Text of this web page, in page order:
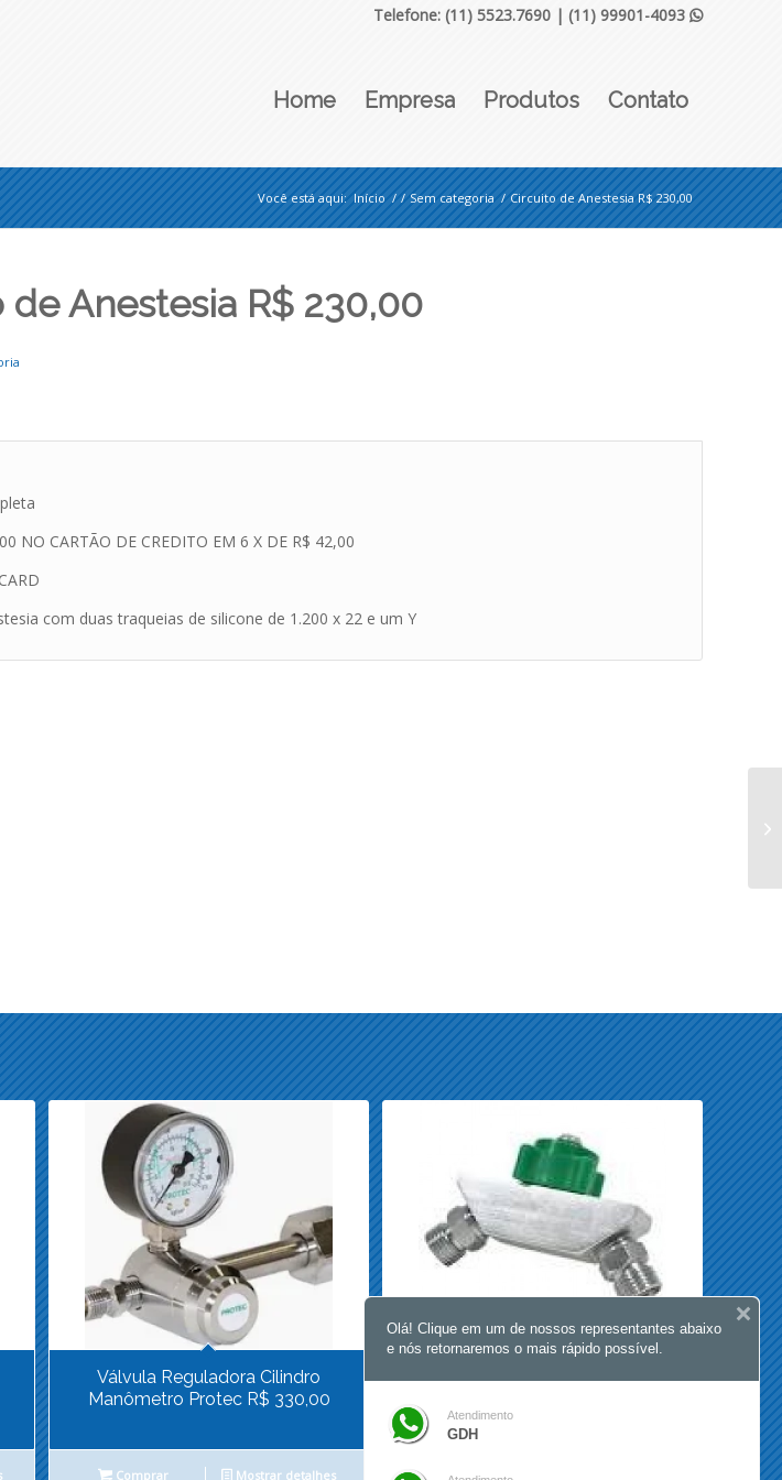
Telefone: (11) 5523.7690 | (11) 99901-4093 
Home Empresa Produtos Contato
Você está aqui: Início / / Sem categoria / Circuito de Anestesia R$ 230,00
de Anestesia R$ 230,00
NO CARTÃO DE CREDITO EM 6 X DE R$ 42,00
com duas traqueias de silicone de 1.200 x 22 e um Y
Válvula Reguladora Cilindro
Manômetro Protec R$ 330,00
Comprar Mostrar detalhes
Tomada dupla de oxigênio r$
Comprar
Olá! Clique em um de nossos representantes abaixo
e nós retornaremos o mais rápido possível.
Atendimento
GDH